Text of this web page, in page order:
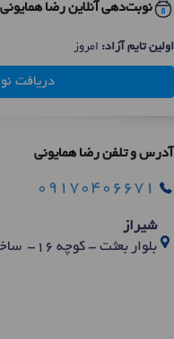
نوبت‌دهی آنلاین رضا همایونی
اولین تایم آزاد: امروز
دریافت
آدرس و تلفن رضا همایونی
09170406671
شیراز
بلوار بعثت - کوچه 16- ساختمان مریم - طبقه 4